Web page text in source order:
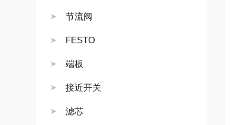
节流阀
FESTO
端板
接近开关
滤芯